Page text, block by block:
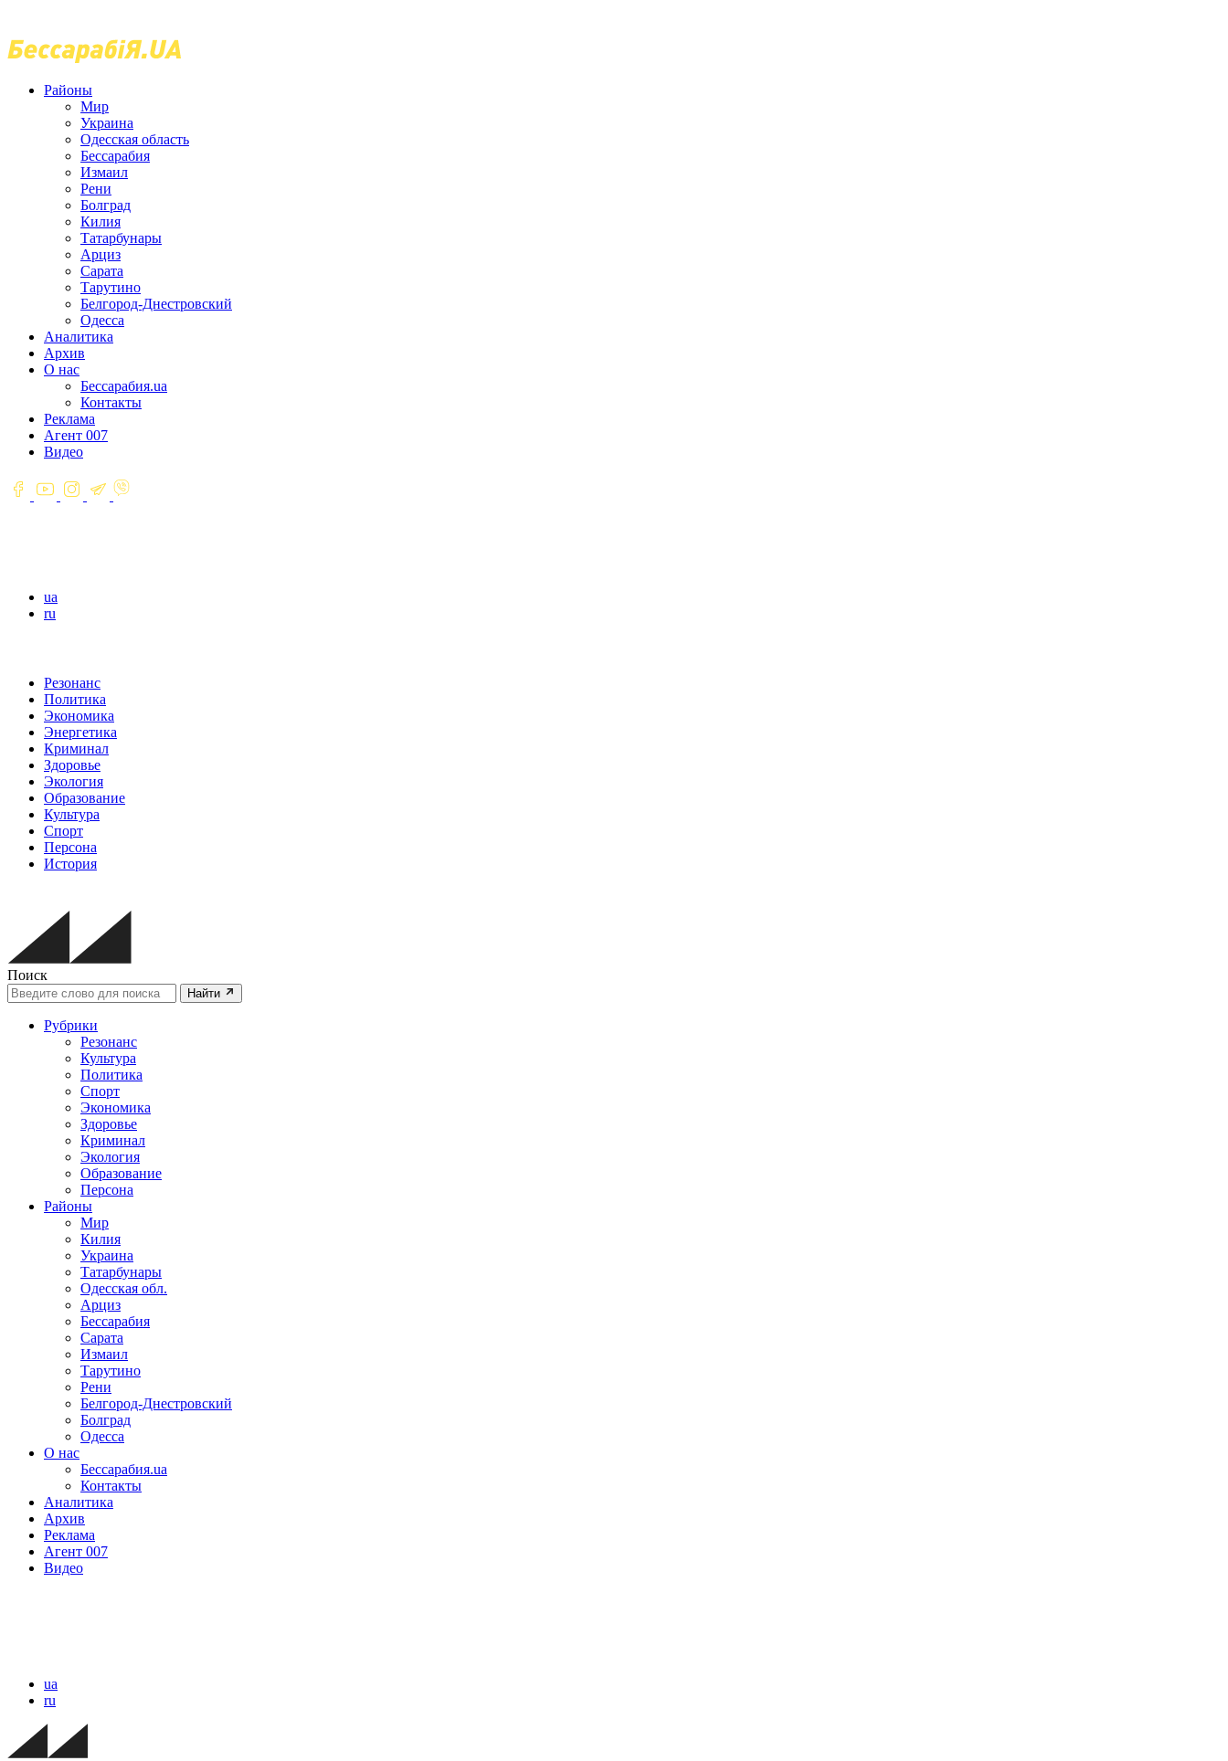
Районы
Мир
Украина
Одесская область
Бессарабия
Измаил
Рени
Болград
Килия
Татарбунары
Арциз
Сарата
Тарутино
Белгород-Днестровский
Одесса
Аналитика
Архив
О нас
Бессарабия.ua
Контакты
Реклама
Агент 007
Видео
ua
ru
Резонанс
Политика
Экономика
Энергетика
Криминал
Здоровье
Экология
Образование
Культура
Спорт
Персона
История
Поиск
Найти
Рубрики
Резонанс
Культура
Политика
Спорт
Экономика
Здоровье
Криминал
Экология
Образование
Персона
Районы
Мир
Килия
Украина
Татарбунары
Одесская обл.
Арциз
Бессарабия
Сарата
Измаил
Тарутино
Рени
Белгород-Днестровский
Болград
Одесса
О нас
Бессарабия.ua
Контакты
Аналитика
Архив
Реклама
Агент 007
Видео
ua
ru